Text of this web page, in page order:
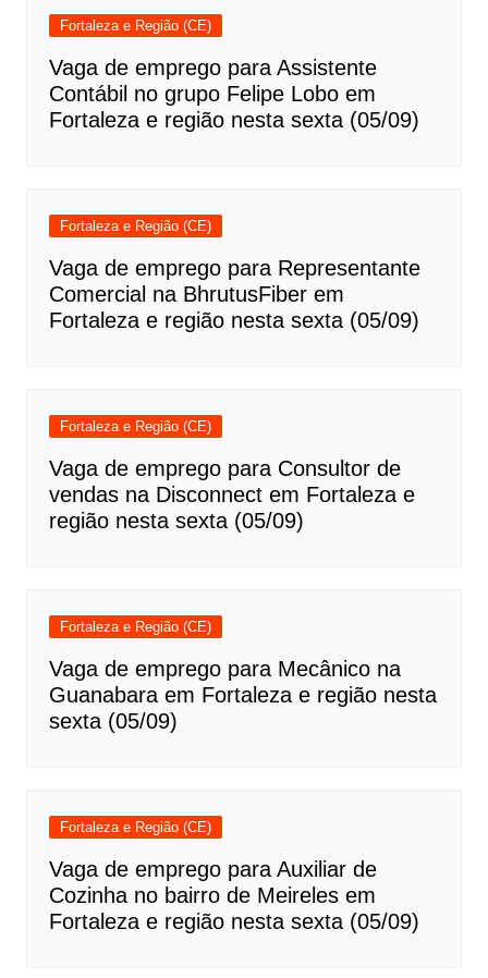
Fortaleza e Região (CE)
Vaga de emprego para Assistente
Contábil no grupo Felipe Lobo em
Fortaleza e região nesta sexta (05/09)
Fortaleza e Região (CE)
Vaga de emprego para Representante
Comercial na BhrutusFiber em
Fortaleza e região nesta sexta (05/09)
Fortaleza e Região (CE)
Vaga de emprego para Consultor de
vendas na Disconnect em Fortaleza e
região nesta sexta (05/09)
Fortaleza e Região (CE)
Vaga de emprego para Mecânico na
Guanabara em Fortaleza e região nesta
sexta (05/09)
Fortaleza e Região (CE)
Vaga de emprego para Auxiliar de
Cozinha no bairro de Meireles em
Fortaleza e região nesta sexta (05/09)